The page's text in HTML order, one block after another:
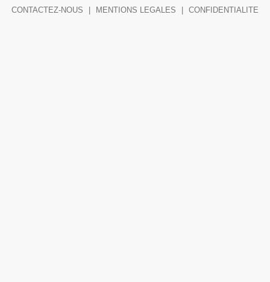
CONTACTEZ-NOUS MENTIONS LEGALES CONFIDENTIALITE